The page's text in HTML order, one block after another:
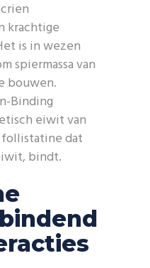
krachtige
is in wezen
spiermassa van
bouwen.
Binding
eiwit van
dat
bindt.